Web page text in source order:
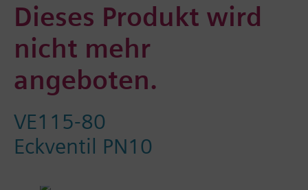
Dieses Produkt wird
nicht mehr
angeboten.
VE115-80
Eckventil PN10